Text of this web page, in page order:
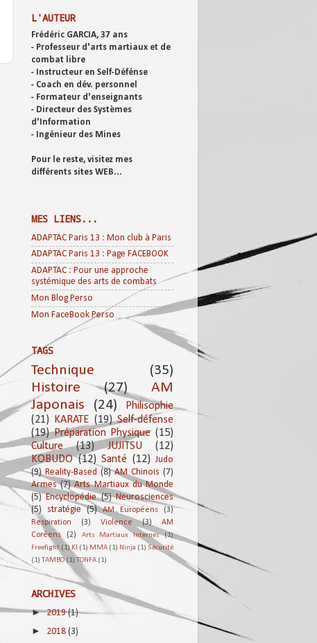
L'AUTEUR
Frédéric GARCIA, 37 ans
- Professeur d'arts martiaux et de
combat libre
- Instructeur en Self-Défénse
- Coach en dév. personnel
- Formateur d'enseignants
- Directeur des Systèmes
d'Information
- Ingénieur des Mines
Pour le reste, visitez mes
différents sites WEB...
MES LIENS...
ADAPTAC Paris 13 : Mon club à Paris
ADAPTAC Paris 13 : Page FACEBOOK
ADAPTAC : Pour une approche
systémique des arts de combats
Mon Blog Perso
Mon FaceBook Perso
TAGS
Technique
(35)
Histoire
(27)
AM
Japonais
(24)
Philisophie
(21)
KARATE (19) Self-défense
(19) Préparation Physique (15)
Culture
(13) JUJITSU
(12)
KOBUDO (12) Santé (12)
Judo
(9) Reality-Based (8) AM Chinois (7)
Armes (7) Arts Martiaux du Monde
(5) Encyclopédie (5) Neurosciences
(5)
stratégie (5) AM Européens
(3)
Respiration
(3) Violence (3)
AM
Coréens
(2) Arts Martiaux Internes
(1)
Freefight (1) KI (1) MMA (1) Ninja (1) Sécurité
(1) TAMBO(1) TONFA (1)
ARCHIVES
►2019(1)
► 2018 (3)